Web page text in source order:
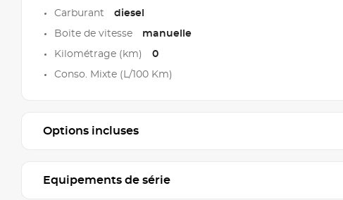
Carburant diesel
Boite de vitesse manuelle
Kilométrage (km) 0
Conso. Mixte (L/100 Km)
Options incluses
Equipements de série